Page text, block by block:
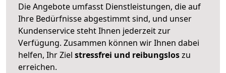
Die Angebote umfasst Dienstleistungen, die auf
Ihre Bedürfnisse abgestimmt sind, und unser
Kundenservice steht Ihnen jederzeit zur
Verfügung. Zusammen können wir Ihnen dabei
helfen, Ihr Ziel stressfrei und reibungsloszu
erreichen.